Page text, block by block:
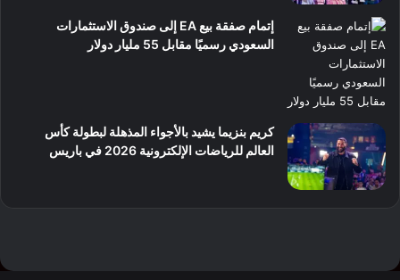
إتمام صفقة بيع EA إلى صندوق الاستثمارات
السعودي رسميًا مقابل 55 مليار دولار
كريم بنزيما يشيد بالأجواء المذهلة لبطولة كأس
العالم للرياضات الإلكترونية 2026 في باريس